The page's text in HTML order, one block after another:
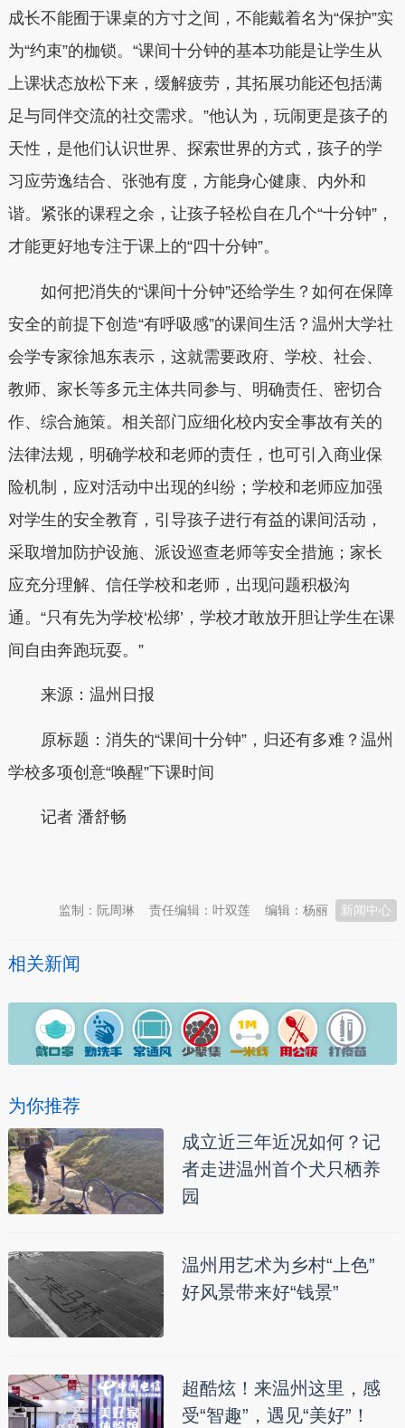
成长不能囿于课桌的方寸之间，不能戴着名为“保护”实
为“约束”的枷锁。“课间十分钟的基本功能是让学生从
上课状态放松下来，缓解疲劳，其拓展功能还包括满
足与同伴交流的社交需求。”他认为，玩闹更是孩子的
天性，是他们认识世界、探索世界的方式，孩子的学
习应劳逸结合、张弛有度，方能身心健康、内外和
谐。紧张的课程之余，让孩子轻松自在几个“十分钟”，
才能更好地专注于课上的“四十分钟”。
如何把消失的“课间十分钟”还给学生？如何在保障
安全的前提下创造“有呼吸感”的课间生活？温州大学社
会学专家徐旭东表示，这就需要政府、学校、社会、
教师、家长等多元主体共同参与、明确责任、密切合
作、综合施策。相关部门应细化校内安全事故有关的
法律法规，明确学校和老师的责任，也可引入商业保
险机制，应对活动中出现的纠纷；学校和老师应加强
对学生的安全教育，引导孩子进行有益的课间活动，
采取增加防护设施、派设巡查老师等安全措施；家长
应充分理解、信任学校和老师，出现问题积极沟
通。“只有先为学校‘松绑’，学校才敢放开胆让学生在课
间自由奔跑玩耍。”
来源：温州日报
原标题：消失的“课间十分钟”，归还有多难？温州
学校多项创意“唤醒”下课时间
记者 潘舒畅
新闻中心
编辑：杨丽
责任编辑：叶双莲
监制：阮周琳
相关新闻
为你推荐
成立近三年近况如何？记
者走进温州首个犬只栖养
园
温州用艺术为乡村“上色”
好风景带来好“钱景”
超酷炫！来温州这里，感
受“智趣”，遇见“美好”！